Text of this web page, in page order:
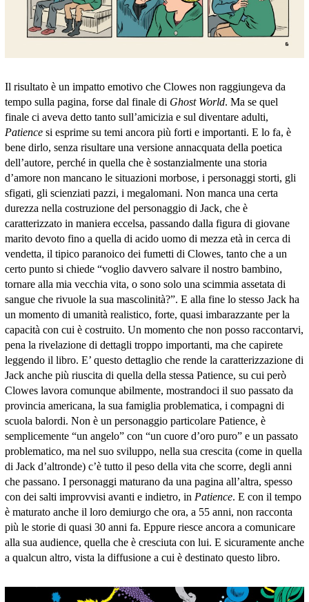
Il risultato è un impatto emotivo che Clowes non raggiungeva da
tempo sulla pagina, forse dal finale di Ghost World. Ma se quel
finale ci aveva detto tanto sull’amicizia e sul diventare adulti,
Patiencesi esprime su temi ancora più forti e importanti. E lo fa, è
bene dirlo, senza risultare una versione annacquata della poetica
dell’autore, perché in quella che è sostanzialmente una storia
d’amore non mancano le situazioni morbose, i personaggi storti, gli
sfigati, gli scienziati pazzi, i megalomani. Non manca una certa
durezza nella costruzione del personaggio di Jack, che è
caratterizzato in maniera eccelsa, passando dalla figura di giovane
marito devoto fino a quella di acido uomo di mezza età in cerca di
vendetta, il tipico paranoico dei fumetti di Clowes, tanto che a un
certo punto si chiede “voglio davvero salvare il nostro bambino,
tornare alla mia vecchia vita, o sono solo una scimmia assetata di
sangue che rivuole la sua mascolinità?”. E alla fine lo stesso Jack ha
un momento di umanità realistico, forte, quasi imbarazzante per la
capacità con cui è costruito. Un momento che non posso raccontarvi,
pena la rivelazione di dettagli troppo importanti, ma che capirete
leggendo il libro. E’ questo dettaglio che rende la caratterizzazione di
Jack anche più riuscita di quella della stessa Patience, su cui però
Clowes lavora comunque abilmente, mostrandoci il suo passato da
provincia americana, la sua famiglia problematica, i compagni di
scuola balordi. Non è un personaggio particolare Patience, è
semplicemente “un angelo” con “un cuore d’oro puro” e un passato
problematico, ma nel suo sviluppo, nella sua crescita (come in quella
di Jack d’altronde) c’è tutto il peso della vita che scorre, degli anni
che passano. I personaggi maturano da una pagina all’altra, spesso
con dei salti improvvisi avanti e indietro, in Patience. E con il tempo
è maturato anche il loro demiurgo che ora, a 55 anni, non racconta
più le storie di quasi 30 anni fa. Eppure riesce ancora a comunicare
alla sua audience, quella che è cresciuta con lui. E sicuramente anche
a qualcun altro, vista la diffusione a cui è destinato questo libro.